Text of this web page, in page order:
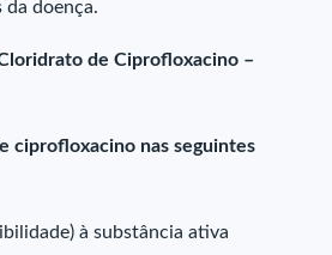
da doença.
de Ciprofloxacino –
ciprofloxacino nas seguintes
à substância ativa